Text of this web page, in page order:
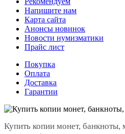
Напишите нам
Карта сайта
Анонсы новинок
Новости нумизматики
Прайс лист
Покупка
Оплата
Доставка
Гарантии
Купить копии монет, банкноты,